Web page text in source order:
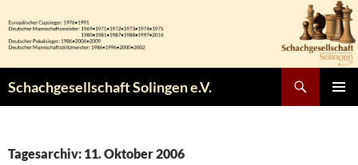
Inhalt
springen
Schachgesellschaft Solingen e.V.
Tagesarchiv: 11. Oktober 2006